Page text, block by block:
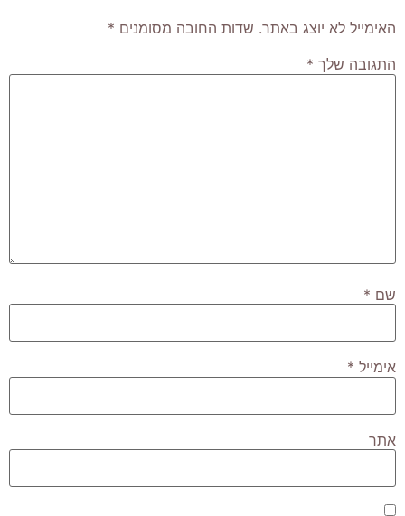
האימייל לא יוצג באתר. שדות החובה מסומנים *
התגובה שלך *
שם *
אימייל *
אתר